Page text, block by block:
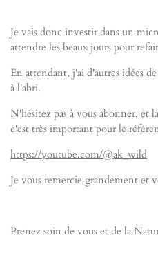
Je vais donc investir dans un
attendre les beaux jours pour
En attendant, j'ai d'autres idées
à l'abri.
N'hésitez pas à vous abonner, et
c'est très important pour le
https://youtube.com/@ak_wild
Je vous remercie grandement et
Prenez soin de vous et de la